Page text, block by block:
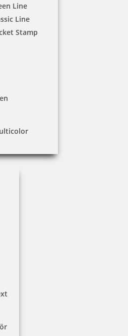
Line
Line
Stamp
Sprechzimmer 1
€